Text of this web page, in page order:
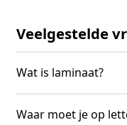
Veelgestelde
Wat is laminaat?
Waar moet je op